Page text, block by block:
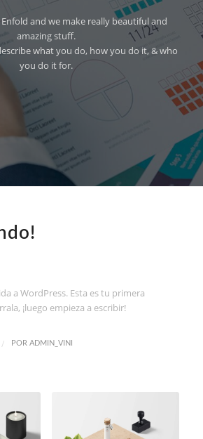
and we make really beautiful and
amazing stuff.
what you do, how you do it, & who
you do it for.
a WordPress. Esta es tu primera
¡luego empieza a escribir!
/ POR ADMIN_VINI